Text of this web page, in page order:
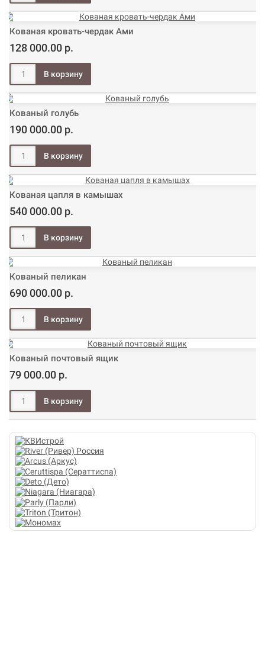
Кованая кровать-чердак Ами
128 000.00 р.
Кованый голубь
190 000.00 р.
Кованая цапля в камышах
540 000.00 р.
Кованый пеликан
690 000.00 р.
Кованый почтовый ящик
79 000.00 р.